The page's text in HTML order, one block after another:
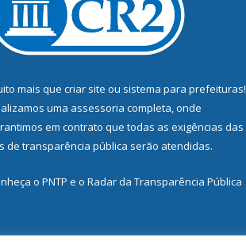
mais que criar site ou sistema para prefeituras!
uma assessoria completa, onde
em contrato que todas as exigências das
de transparência pública serão atendidas.
o PNTP e o Radar da Transparência Pública